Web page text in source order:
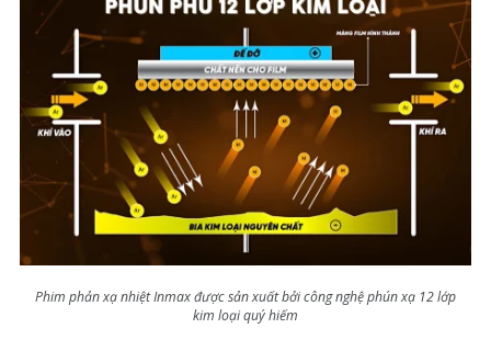
Phim phản xạ nhiệt Inmax được sản xuất bởi công nghệ phún xạ 12 lớp
kim loại quý hiếm